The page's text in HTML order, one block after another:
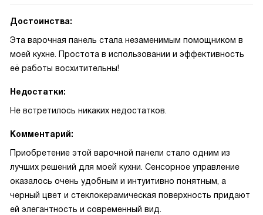
Достоинства:
Эта варочная панель стала незаменимым помощником в
моей кухне. Простота в использовании и эффективность
её работы восхитительны!
Недостатки:
Не встретилось никаких недостатков.
Комментарий:
Приобретение этой варочной панели стало одним из
лучших решений для моей кухни. Сенсорное управление
оказалось очень удобным и интуитивно понятным, а
черный цвет и стеклокерамическая поверхность придают
ей элегантность и современный вид.